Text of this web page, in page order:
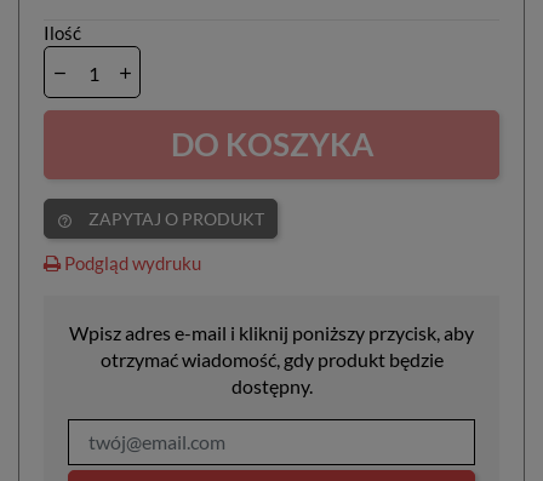
Ilość
DO KOSZYKA
help_outline ZAPYTAJ O PRODUKT
Podgląd wydruku
Wpisz adres e-mail i kliknij poniższy przycisk, aby
otrzymać wiadomość, gdy produkt będzie
dostępny.